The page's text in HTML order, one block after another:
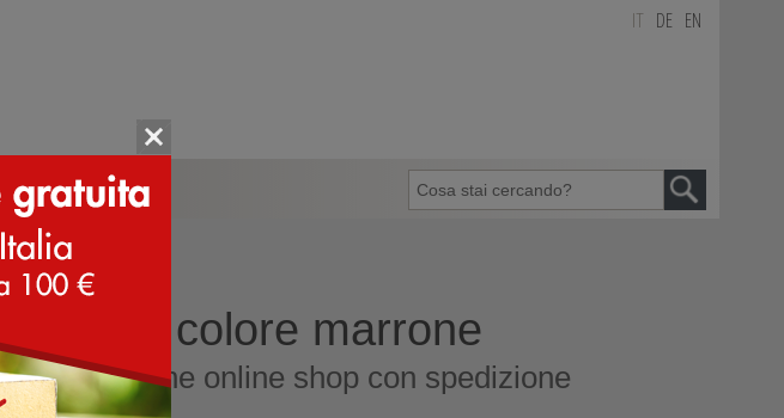
DE EN
35 colore marrone
marrone online shop con spedizione